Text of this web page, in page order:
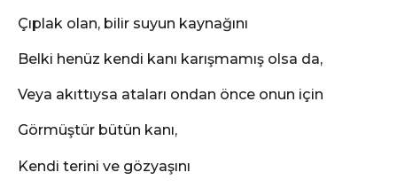
Çıplak olan, bilir suyun kaynağını
Belki henüz kendi kanı karışmamış olsa da,
Veya akıttıysa ataları ondan önce onun için
Görmüştür bütün kanı,
Kendi terini ve gözyaşını